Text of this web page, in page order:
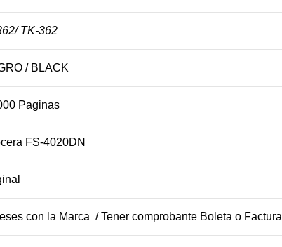
/ TK-362
/ BLACK
Paginas
FS-4020DN
con la Marca / Tener comprobante Boleta o Factura